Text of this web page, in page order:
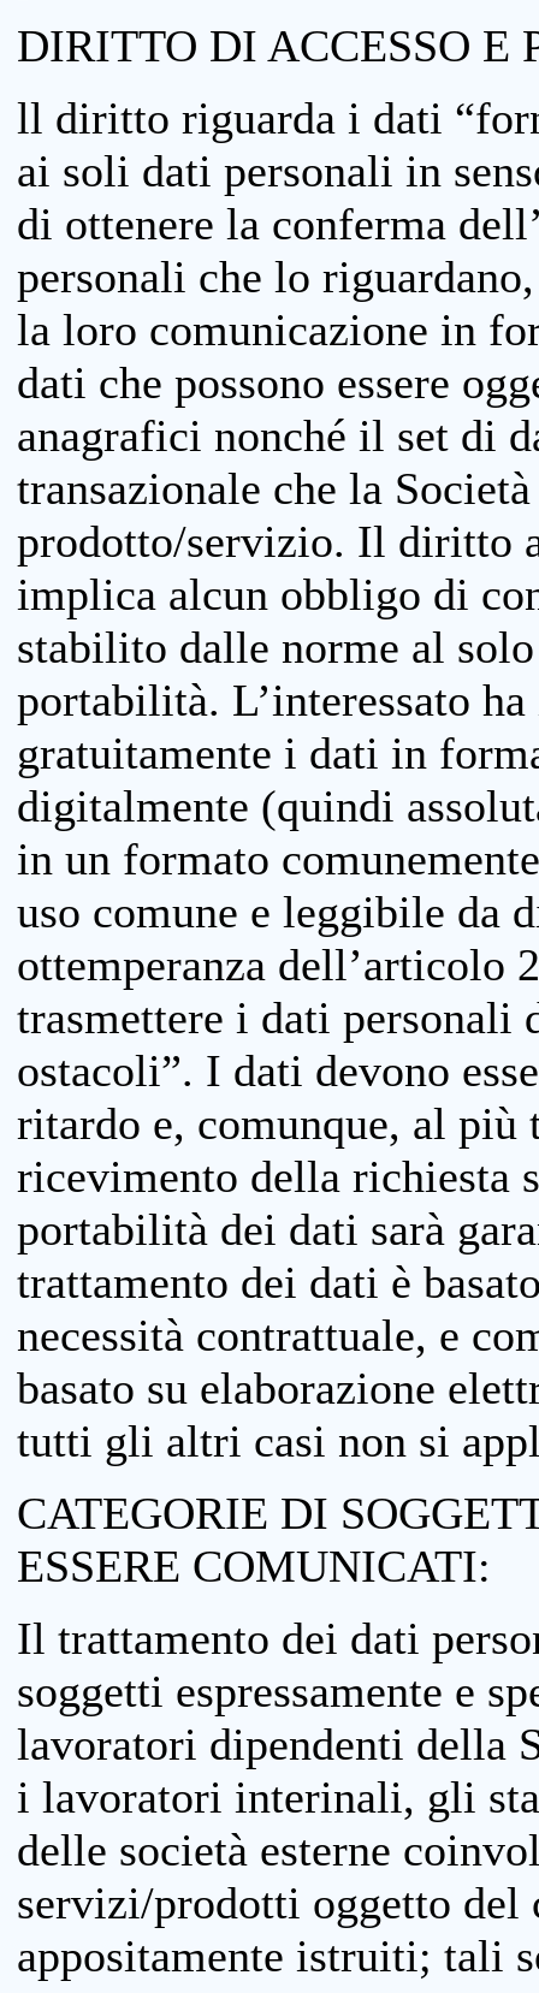
DIRITTO DI ACCESSO
ll diritto riguarda i dati
ai soli dati personali in
di ottenere la conferma
personali che lo
la loro comunicazione in
dati che possono essere
anagrafici nonché il set di
transazionale che la
prodotto/servizio. Il diritto
implica alcun obbligo di
stabilito dalle norme al
portabilità. L’interessato
gratuitamente i dati in
digitalmente (quindi
in un formato
uso comune e leggibile da
ottemperanza dell’articolo
trasmettere i dati personali
ostacoli”. I dati devono
ritardo e, comunque, al più
ricevimento della richiesta
portabilità dei dati sarà
trattamento dei dati è
necessità contrattuale, e
basato su elaborazione
tutti gli altri casi non si
CATEGORIE DI
ESSERE COMUNICATI:
Il trattamento dei dati
soggetti espressamente e
lavoratori dipendenti della
i lavoratori interinali, gli
delle società esterne
servizi/prodotti oggetto
appositamente istruiti; tali